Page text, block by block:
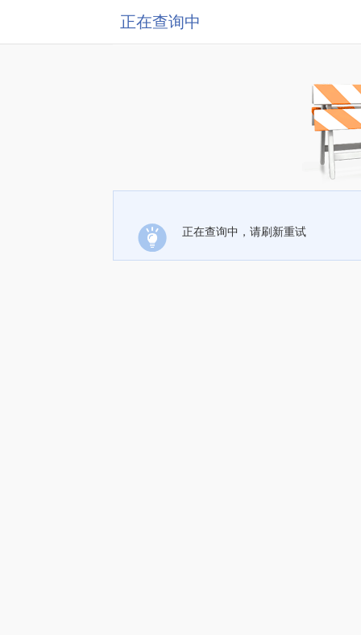
正在查询中
正在查询中，请刷新重试